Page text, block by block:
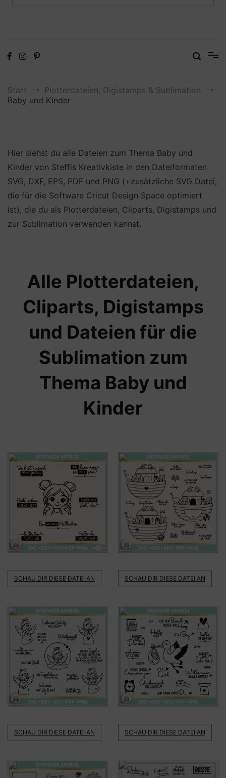
Start
Plotterdateien, Digistamps & Sublimation
Baby und Kinder
Hier siehst du alle Dateien zum Thema Baby und
Kinder von Steffis Kreativkiste in den Dateiformaten
SVG, DXF, EPS, PDF und PNG (+zusätzliche SVG Datei,
die für die Software Cricut Design Space optimiert
ist), die du als Plotterdateien, Cliparts, Digistamps und
zur Sublimation verwenden kannst.
Alle Plotterdateien,
Cliparts, Digistamps
und Dateien für die
Sublimation zum
Thema Baby und
Kinder
SCHAU DIR DIESE DATEI AN SCHAU DIR DIESE DATEI AN
SCHAU DIR DIESE DATEI AN SCHAU DIR DIESE DATEI AN